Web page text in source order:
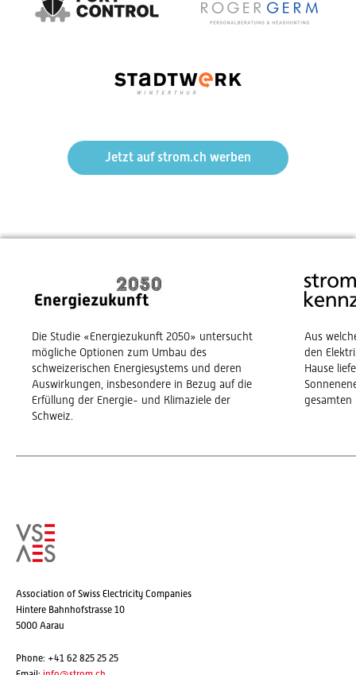
Mehr Markt, weniger Regulierung – Die politische Feder